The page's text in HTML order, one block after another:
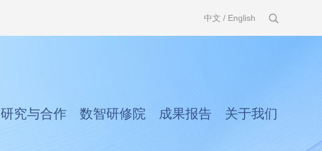
中文 / English
研究与合作 数智研修院 成果报告 关于我们